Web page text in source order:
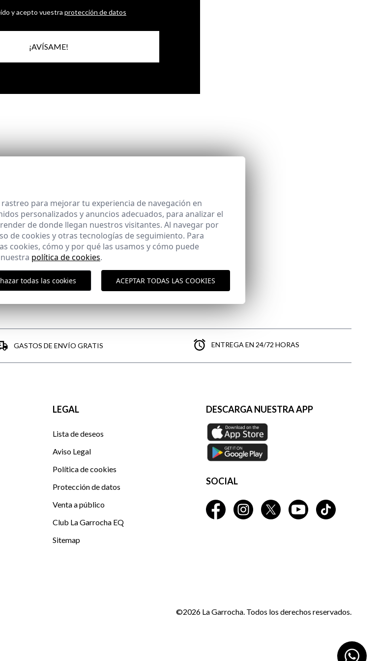
y acepto vuestra protección de datos
¡AVÍSAME!
a nuestra Newsletter
y acepto vuestra protección de datos
GASTOS DE ENVÍO GRATIS ENTREGA EN 24/72 HORAS
LEGAL
Lista de deseos
Aviso Legal
Política de cookies
Protección de datos
Venta a público
Club La Garrocha EQ
Sitemap
DESCARGA NUESTRA APP
SOCIAL
©2026 La Garrocha. Todos los derechos reservados.
para mejorar tu experiencia de navegación en
personalizados y anuncios adecuados, para analizar el
de donde llegan nuestros visitantes. Al navegar por
de cookies y otras tecnologías de seguimiento. Para
cookies, cómo y por qué las usamos y cómo puede
política de cookies.
todas las cookies ACEPTAR TODAS LAS COOKIES